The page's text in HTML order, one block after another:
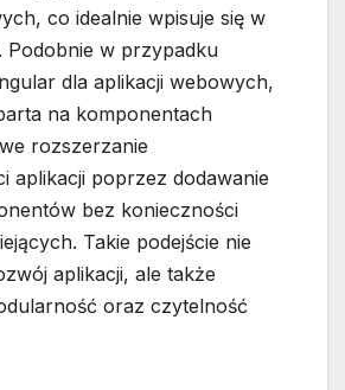
co idealnie wpisuje się w
Podobnie w przypadku
dla aplikacji webowych,
na komponentach
rozszerzanie
aplikacji poprzez dodawanie
bez konieczności
Takie podejście nie
aplikacji, ale także
oraz czytelność